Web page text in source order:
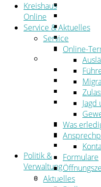
Formulare
Aktuelles
Amtsblatt
Politik &
Verwaltung
Politik
Kreishaus
Online
Service & Aktuelles
Service
Online-
Was
Formulare
Aktuelles